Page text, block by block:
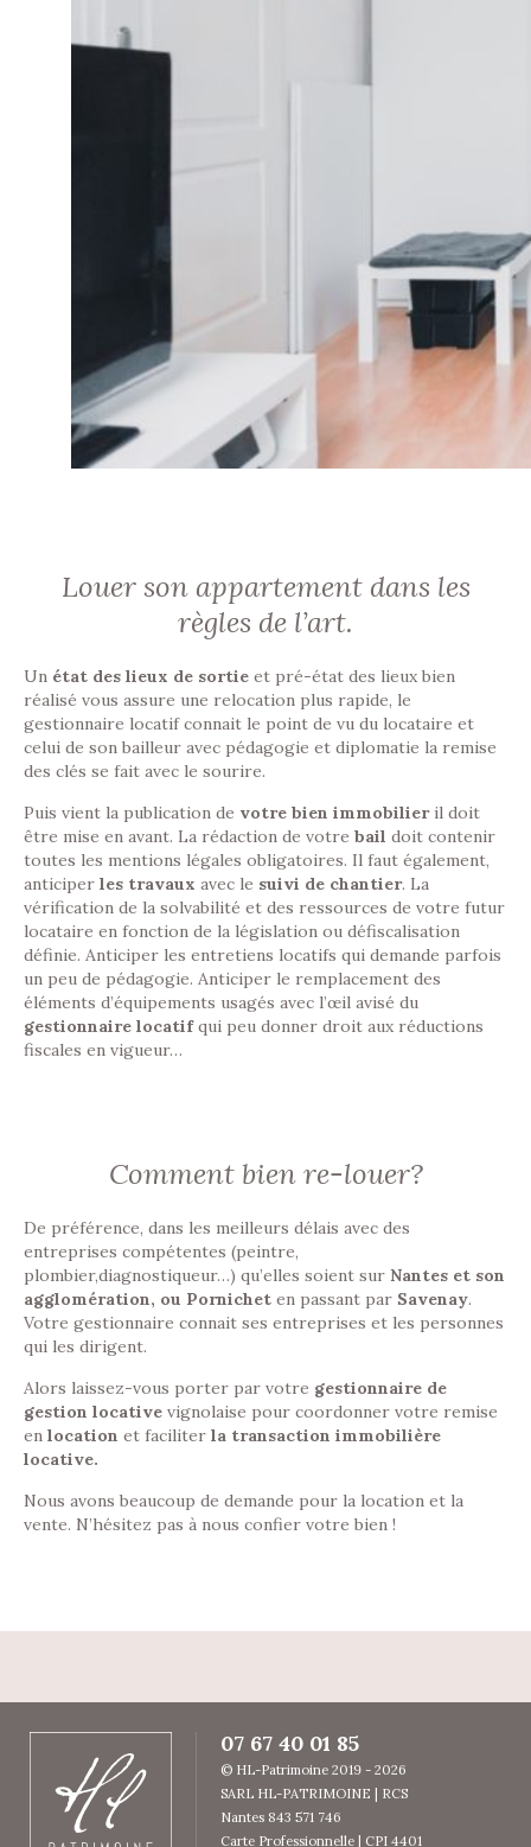
Louer son appartement dans les
règles de l’art.
Un état des lieux de sortie et pré-état des lieux bien
réalisé vous assure une relocation plus rapide, le
gestionnaire locatif connait le point de vu du locataire et
celui de son bailleur avec pédagogie et diplomatie la remise
des clés se fait avec le sourire.
Puis vient la publication de votre bien immobilieril doit
être mise en avant. La rédaction de votre bail doit contenir
toutes les mentions légales obligatoires. Il faut également,
anticiper les travaux avec le suivi de chantier. La
vérification de la solvabilité et des ressources de votre futur
locataire en fonction de la législation ou défiscalisation
définie. Anticiper les entretiens locatifs qui demande parfois
un peu de pédagogie. Anticiper le remplacement des
éléments d’équipements usagés avec l’œil avisé du
gestionnaire locatifqui peu donner droit aux réductions
fiscales en vigueur…
Comment bien re-louer?
De préférence, dans les meilleurs délais avec des
entreprises compétentes (peintre,
plombier,diagnostiqueur…) qu’elles soient sur Nantes et son
agglomération, ou Pornichet en passant par Savenay.
Votre gestionnaire connait ses entreprises et les personnes
qui les dirigent.
Alors laissez-vous porter par votre gestionnaire de
gestion locative vignolaise pour coordonner votre remise
en location et faciliter la transaction immobilière
locative.
Nous avons beaucoup de demande pour la location et la
vente. N’hésitez pas à nous confier votre bien !
07 67 40 01 85
© HL-Patrimoine 2019 - 2026
SARL HL-PATRIMOINE | RCS
Nantes 843 571 746
Carte Professionnelle | CPI 4401